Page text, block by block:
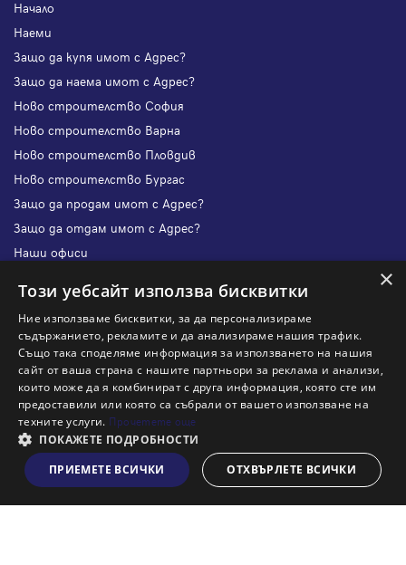
Виж на картата
Начало
Наеми
Защо да купя имот с Адрес?
Защо да наема имот с Адрес?
Ново строителство София
Ново строителство Варна
Ново строителство Пловдив
Ново строителство Бургас
Защо да продам имот с Адрес?
Защо да отдам имот с Адрес?
Наши офиси
Кои сме ние?
Франчайз
Блог
Искаш ли да получаваш актуална информация за пазара
на недвижими имоти?
Абонирам се
×
Този уебсайт използва бисквитки
Ние използваме бисквитки, за да персонализираме
съдържанието, рекламите и да анализираме нашия трафик.
Също така споделяме информация за използването на нашия
сайт от ваша страна с нашите партньори за реклама и анализи,
които може да я комбинират с друга информация, която сте им
предоставили или която са събрали от вашето използване на
техните услуги. Прочетете още
ПОКАЖЕТЕ ПОДРОБНОСТИ
ПРИЕМЕТЕ ВСИЧКИ
ОТХВЪРЛЕТЕ ВСИЧКИ